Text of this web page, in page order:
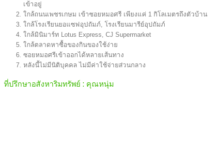
เข้าอยู่
ใกล้ถนนเพชรเกษม เข้าซอยหมอศรี เพียงแค่ 1 กิโลเมตรถึงตัวบ้าน
ใกล้โรงเรียนยอแซฟอุปถัมภ์, โรงเรียนมารีย์อุปถัมภ์
ใกล้มินิมาร์ท Lotus Express, CJ Supermarket
ใกล้ตลาดหาซื้อของกินของใช้ง่าย
ซอยหมอศรีเข้าออกได้หลายเส้นทาง
หลังนี้ไม่มีนิติบุคคล ไม่มีค่าใช้จ่ายส่วนกลาง
ที่ปรึกษาอสังหาริมทรัพย์ : คุณหนุ่ม